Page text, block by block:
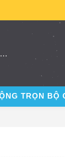
TRỌN BỘ